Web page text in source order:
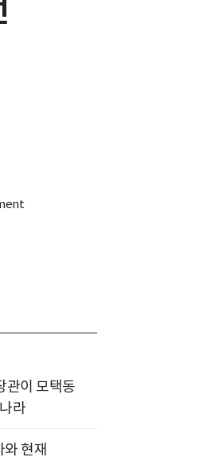
관이 모택동
라
현재